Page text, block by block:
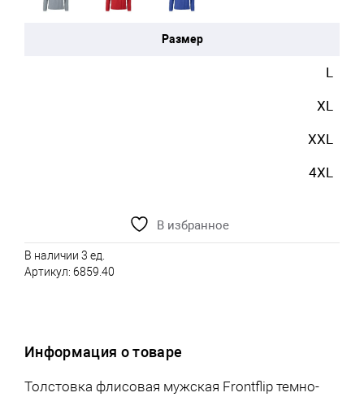
Размер
L
XL
XXL
4XL
В избранное
В наличии 3 ед.
Артикул: 6859.40
Информация о товаре
Толстовка флисовая мужская Frontflip темно-